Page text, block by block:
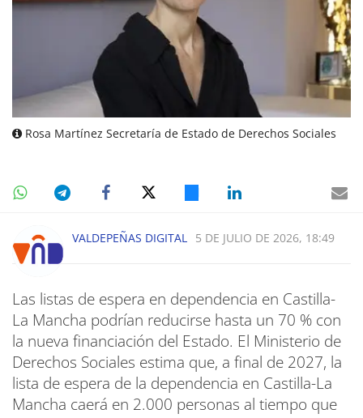
Rosa Martínez Secretaría de Estado de Derechos Sociales
VALDEPEÑAS DIGITAL 5 DE JULIO DE 2026, 18:49
Las listas de espera en dependencia en Castilla-
La Mancha podrían reducirse hasta un 70 % con
la nueva financiación del Estado. El Ministerio de
Derechos Sociales estima que, a final de 2027, la
lista de espera de la dependencia en Castilla-La
Mancha caerá en 2.000 personas al tiempo que